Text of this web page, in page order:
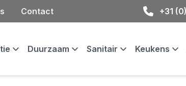
Contact +31
Duurzaam Sanitair Keukens